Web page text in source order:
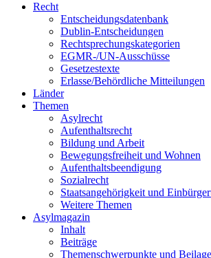
Recht
Entscheidungsdatenbank
Dublin-Entscheidungen
Rechtsprechungskategorien
EGMR-/UN-Ausschüsse
Gesetzestexte
Erlasse/Behördliche Mitteilungen
Länder
Themen
Asylrecht
Aufenthaltsrecht
Bildung und Arbeit
Bewegungsfreiheit und Wohnen
Aufenthaltsbeendigung
Sozialrecht
Staatsangehörigkeit und
Weitere Themen
Asylmagazin
Inhalt
Beiträge
Themenschwerpunkte und